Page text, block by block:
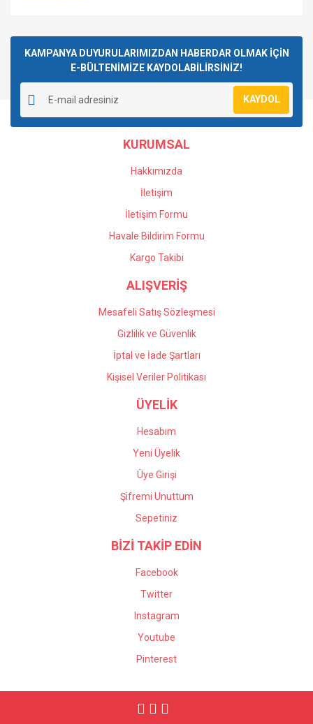
KAMPANYA DUYURULARIMIZDAN HABERDAR OLMAK İÇİN
E-BÜLTENİMİZE KAYDOLABİLİRSİNİZ!
KAYDOL
KURUMSAL
Hakkımızda
İletişim
İletişim Formu
Havale Bildirim Formu
Kargo Takibi
ALIŞVERİŞ
Mesafeli Satış Sözleşmesi
Gizlilik ve Güvenlik
İptal ve İade Şartları
Kişisel Veriler Politikası
ÜYELİK
Hesabım
Yeni Üyelik
Üye Girişi
Şifremi Unuttum
Sepetiniz
BİZİ TAKİP EDİN
Facebook
Twitter
Instagram
Youtube
Pinterest